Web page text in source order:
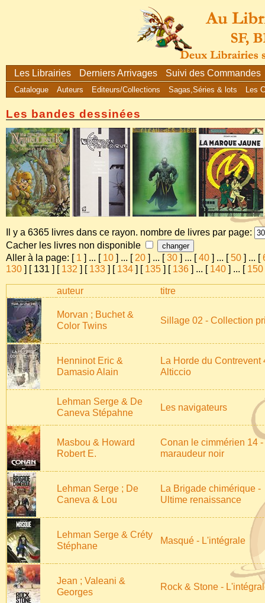
Les Librairies Derniers Arrivages Suivi des Commandes
Catalogue Auteurs Editeurs/Collections Sagas,Séries & lots Les
Les bandes dessinées
Il y a 6365 livres dans ce rayon. nombre de livres par page:
Cacher les livres non disponible
Aller à la page: [ 1 ] ... [ 10 ] ... [ 20 ] ... [30 ] ... [40 ] ... [ 50 ] ... [
130 ] [ 131 ] [ 132 ] [ 133 ] [ 134 ] [ 135 ] [ 136 ] ... [ 140 ] ... [ 150
auteur titre
Morvan ; Buchet &
Color Twins
Sillage 02 - Collection
Henninot Eric &
Damasio Alain
La Horde du Contrevent
Alticcio
Lehman Serge & De
Caneva Stépahne
Les navigateurs
Masbou & Howard
Robert E.
Conan le cimmérien 14 -
maraudeur noir
Lehman Serge ; De
Caneva & Lou
La Brigade chimérique -
Ultime renaissance
Lehman Serge & Créty
Stéphane
Masqué - L'intégrale
Jean ; Valeani &
Georges
Rock & Stone -